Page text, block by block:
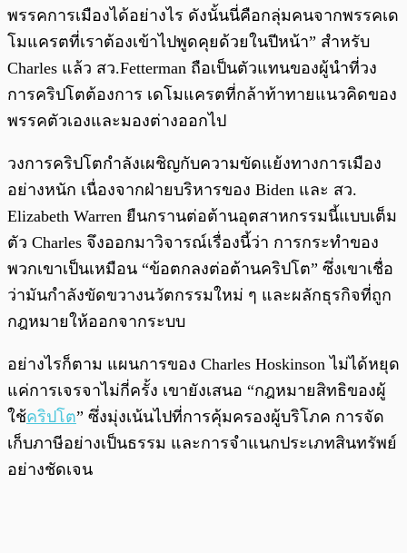
พรรคการเมืองได้อย่างไร ดังนั้นนี่คือกลุ่มคนจากพรรคเด
โมแครตที่เราต้องเข้าไปพูดคุยด้วยในปีหน้า” สำหรับ
Charles แล้ว สว.Fetterman ถือเป็นตัวแทนของผู้นำที่วง
การคริปโตต้องการ เดโมแครตที่กล้าท้าทายแนวคิดของ
พรรคตัวเองและมองต่างออกไป
วงการคริปโตกำลังเผชิญกับความขัดแย้งทางการเมือง
อย่างหนัก เนื่องจากฝ่ายบริหารของ Biden และ สว.
Elizabeth Warren ยืนกรานต่อต้านอุตสาหกรรมนี้แบบเต็ม
ตัว Charles จึงออกมาวิจารณ์เรื่องนี้ว่า การกระทำของ
พวกเขาเป็นเหมือน “ข้อตกลงต่อต้านคริปโต” ซึ่งเขาเชื่อ
ว่ามันกำลังขัดขวางนวัตกรรมใหม่ ๆ และผลักธุรกิจที่ถูก
กฎหมายให้ออกจากระบบ
อย่างไรก็ตาม แผนการของ Charles Hoskinson ไม่ได้หยุด
แค่การเจรจาไม่กี่ครั้ง เขายังเสนอ “กฎหมายสิทธิของผู้
ใช้คริปโต” ซึ่งมุ่งเน้นไปที่การคุ้มครองผู้บริโภค การจัด
เก็บภาษีอย่างเป็นธรรม และการจำแนกประเภทสินทรัพย์
อย่างชัดเจน